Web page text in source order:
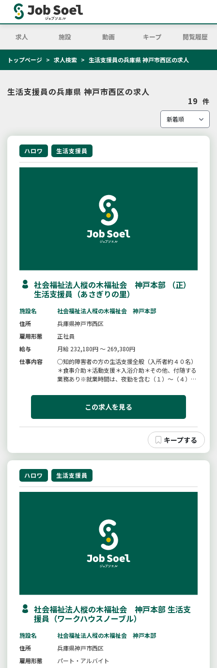
求人 施設 動画 キープ 閲覧履歴
トップページ 求人検索 生活支援員の兵庫県 神戸市西区の求人
生活支援員の兵庫県 神戸市西区の求人
19 件
ハロワ 生活支援員
社会福祉法人樅の木福祉会 神戸本部 （正）
生活支援員（あさぎりの里）
施設名
社会福祉法人樅の木福祉会 神戸本部
住所
兵庫県神戸市西区
雇用形態
正社員
給与
月給 232,180円 ～ 269,380円
仕事内容
○知的障害者の方の生活支援全般（入所者約４０名）
＊食事介助＊活動支援＊入浴介助＊その他、付随する
業務あり※就業時間は、夜勤を含む（１）〜（４）の
方を希望します。変更範囲：会社の定める業務の範囲
この求人を見る
ハロワ 生活支援員
社会福祉法人樅の木福祉会 神戸本部 生活支
援員（ワークハウスノーブル）
施設名
社会福祉法人樅の木福祉会 神戸本部
住所
兵庫県神戸市西区
雇用形態
パート・アルバイト